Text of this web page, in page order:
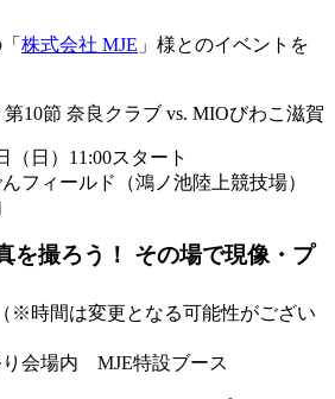
株式会社 MJE 」様とのイベントを
第10節 奈良クラブ vs. MIOびわこ滋賀
日）11:00スタート
ィールド（鴻ノ池陸上競技場）
を撮ろう！ その場で現像・プ
（※時間は変更となる可能性がござい
り会場内 MJE特設ブース